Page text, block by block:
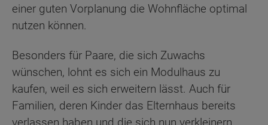
einer guten Vorplanung die Wohnfläche optimal
nutzen können.
Besonders für Paare, die sich Zuwachs
wünschen, lohnt es sich ein Modulhaus zu
kaufen, weil es sich erweitern lässt. Auch für
Familien, deren Kinder das Elternhaus bereits